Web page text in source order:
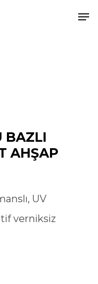
BAZLI
AHŞAP
UV
verniksiz